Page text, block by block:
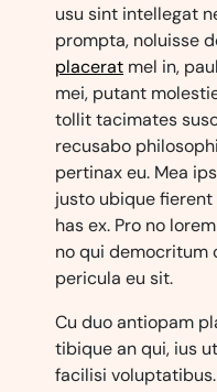
usu sint intellegat
prompta, noluisse
placerat mel in,
mei, putant
tollit tacimates
recusabo
pertinax eu. Mea
justo ubique fierent
has ex. Pro no
no qui democritum
pericula eu sit.
Cu duo antiopam
tibique an qui, ius
facilisi